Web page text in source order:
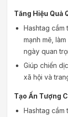
Tăng Hiệu Quả
Hashtag cầm
mạnh mẽ,
ngày quan
Giúp chiến
xã hội và
Tạo Ấn Tượng
Hashtag cầm